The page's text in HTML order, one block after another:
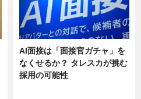
AI面接は「面接官ガチャ」を
なくせるか？ タレスカが挑む
採用の可能性